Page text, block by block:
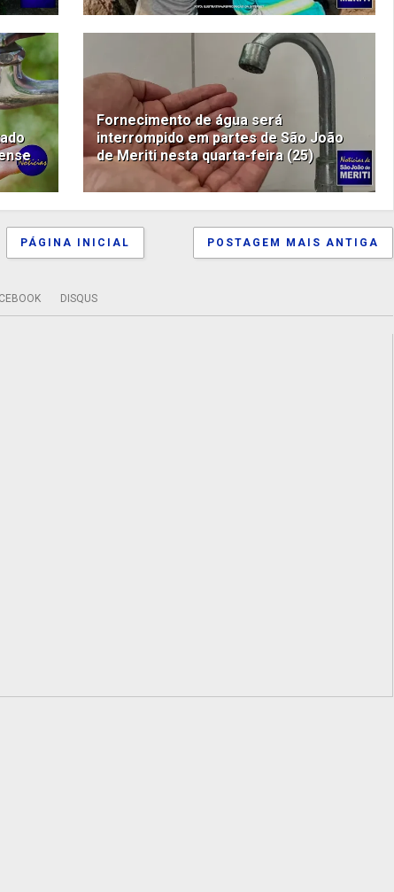
Fornecimento de água será
interrompido em partes de São João
de Meriti nesta quarta-feira (25)
POSTAGEM MAIS ANTIGA
PÁGINA INICIAL
DISQUS